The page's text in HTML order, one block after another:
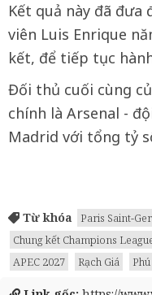
Kết quả này đã đưa
viên Luis Enrique
kết, để tiếp tục
Đối thủ cuối cùng
chính là Arsenal -
Madrid với tổng tỷ
Từ khóa Paris Saint-
Chung kết Champions
APEC 2027
Rạch Giá